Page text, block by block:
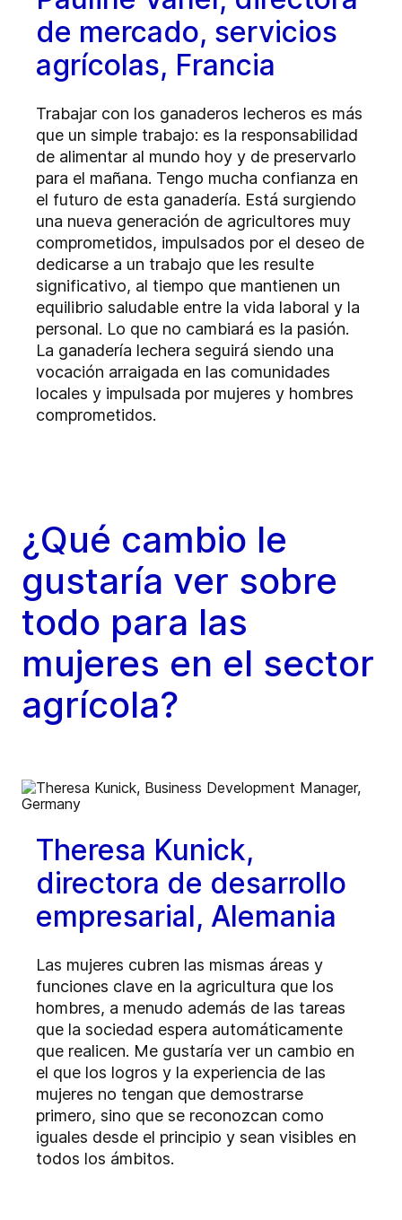
de mercado, servicios
agrícolas, Francia
Trabajar con los ganaderos lecheros es más
que un simple trabajo: es la responsabilidad
de alimentar al mundo hoy y de preservarlo
para el mañana. Tengo mucha confianza en
el futuro de esta ganadería. Está surgiendo
una nueva generación de agricultores muy
comprometidos, impulsados por el deseo de
dedicarse a un trabajo que les resulte
significativo, al tiempo que mantienen un
equilibrio saludable entre la vida laboral y la
personal. Lo que no cambiará es la pasión.
La ganadería lechera seguirá siendo una
vocación arraigada en las comunidades
locales y impulsada por mujeres y hombres
comprometidos.
¿Qué cambio le
gustaría ver sobre
todo para las
mujeres en el sector
agrícola?
Theresa Kunick,
directora de desarrollo
empresarial, Alemania
Las mujeres cubren las mismas áreas y
funciones clave en la agricultura que los
hombres, a menudo además de las tareas
que la sociedad espera automáticamente
que realicen. Me gustaría ver un cambio en
el que los logros y la experiencia de las
mujeres no tengan que demostrarse
primero, sino que se reconozcan como
iguales desde el principio y sean visibles en
todos los ámbitos.